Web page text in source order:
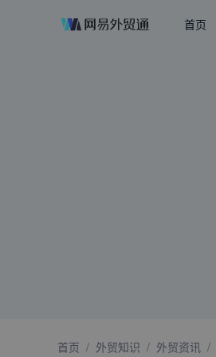
首页
首页 / 外贸知识 / 外贸资讯 /